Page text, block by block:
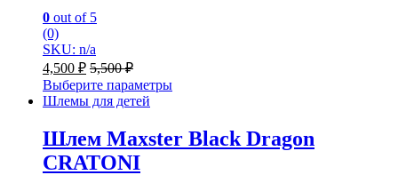
0 out of 5
(0)
SKU: n/a
4,500 ₽ 5,500₽
Выберите параметры
Шлемы для детей
Шлем Maxster Black Dragon
CRATONI